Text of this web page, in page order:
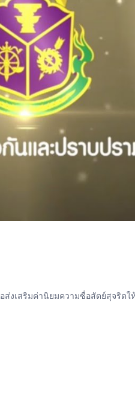
งเสริมค่านิยมความซื่อสัตย์สุจริตใ